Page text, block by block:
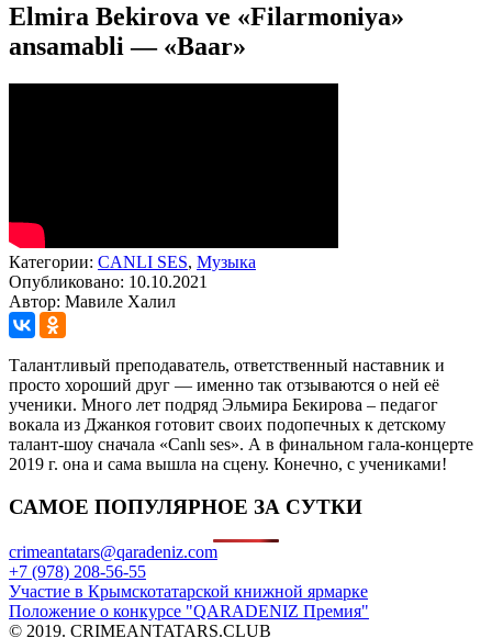
Elmira Bekirova ve «Filarmoniya»
ansamabli — «Baar»
Категории: CANLI SES, Музыка
Опубликовано: 10.10.2021
Автор: Мавиле Халил
Талантливый преподаватель, ответственный наставник и
просто хороший друг — именно так отзываются о ней её
ученики. Много лет подряд Эльмира Бекирова – педагог
вокала из Джанкоя готовит своих подопечных к детскому
талант-шоу сначала «Canlı ses». А в финальном гала-концерте
2019 г. она и сама вышла на сцену. Конечно, с учениками!
САМОЕ ПОПУЛЯРНОЕ ЗА СУТКИ
crimeantatars@qaradeniz.com
+7 (978) 208-56-55
Участие в Крымскотатарской книжной ярмарке
Положение о конкурсе "QARADENIZ Премия"
© 2019. CRIMEANTATARS.CLUB